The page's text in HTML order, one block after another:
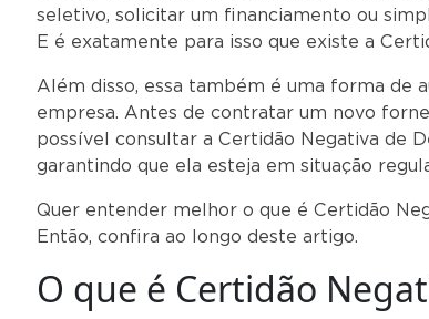
seletivo, solicitar um financiamento ou
E é exatamente para isso que existe a
Além disso, essa também é uma forma de
empresa. Antes de contratar um novo
possível consultar a Certidão Negativa de
garantindo que ela esteja em situação
Quer entender melhor o que é Certidão
Então, confira ao longo deste artigo.
O que é Certidão